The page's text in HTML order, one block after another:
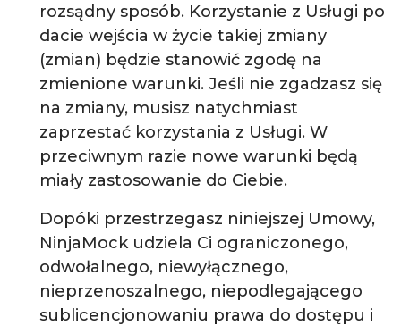
rozsądny sposób. Korzystanie z Usługi po
dacie wejścia w życie takiej zmiany
(zmian) będzie stanowić zgodę na
zmienione warunki. Jeśli nie zgadzasz się
na zmiany, musisz natychmiast
zaprzestać korzystania z Usługi. W
przeciwnym razie nowe warunki będą
miały zastosowanie do Ciebie.
Dopóki przestrzegasz niniejszej Umowy,
NinjaMock udziela Ci ograniczonego,
odwołalnego, niewyłącznego,
nieprzenoszalnego, niepodlegającego
sublicencjonowaniu prawa do dostępu i